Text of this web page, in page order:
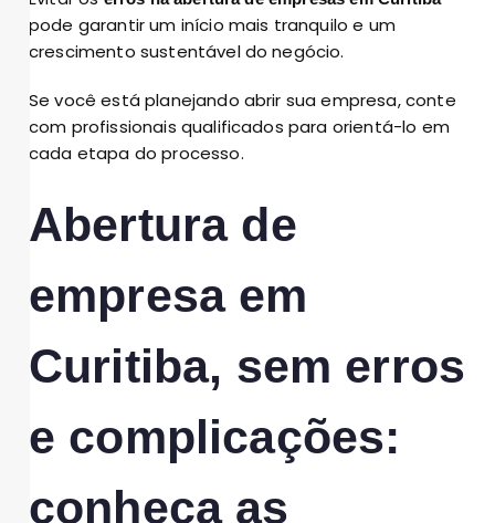
pode garantir um início mais tranquilo e um
crescimento sustentável do negócio.
Se você está planejando abrir sua empresa, conte
com profissionais qualificados para orientá-lo em
cada etapa do processo.
Abertura de
empresa em
Curitiba, sem erros
e complicações:
conheça as